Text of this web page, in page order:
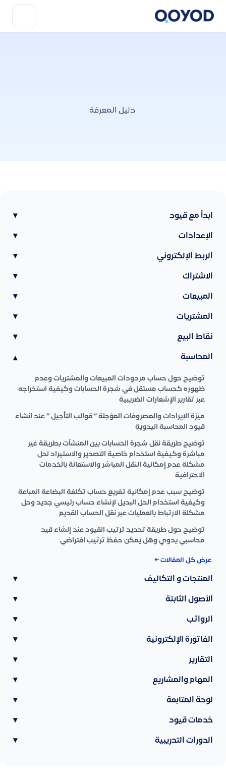
دليل المعرفة
ابدأ مع قيود ▾
الإعدادات ▾
الربط الإلكتروني ▾
الاشتراك ▾
المبيعات ▾
المشتريات ▾
نقاط البيع ▾
المحاسبة ▾
توضيح حول حساب مردودات المبيعات والمشتريات وعدم
ظهوره كحساب مستقل في شجرة الحسابات وكيفية استخراجه
عبر تقارير الإشعارات الضريبية
ميزة الإيرادات والمصروفات المؤجلة ” قوالب التأجيل ” عند انشاء
قيود المحاسبة اليدوية
توضيح طريقة نقل شجرة الحسابات بين المنشآت بطريقة غير
مباشرة وكيفية استخدام خاصية التصدير والاستيراد لحل
مشكلة عدم إمكانية النقل المباشر والاستعانة بالخدمات
الاحترافية
توضيح سبب عدم إمكانية تفريع حساب تكلفة البضاعة المباعة
وكيفية استخدام الحل البديل لإنشاء حساب رئيسي جديد وحل
مشكلة الارتباط بالعمليات عبر نقل الحساب القديم
توضيح حول طريقة تحديد ترتيب القيود عند إنشاء قيد
محاسبي يدوي وهل يمكن حفظ ترتيب افتراضي
عرض كل المقالات ←
المنتجات و التكاليف ▾
الأصول الثابتة ▾
الرواتب ▾
الفاتورة الإلكترونية ▾
التقارير ▾
المهام والمشاريع ▾
لوحة المتابعة ▾
خدمات قيود ▾
الدورات التدريبية ▾